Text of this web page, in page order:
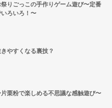
りごっこの手作りゲーム遊び〜定番
ろいろ！〜
やすくなる裏技？
栗粉で楽しめる不思議な感触遊び〜